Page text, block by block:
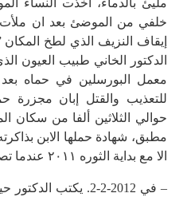
خلفي من الموضئ بعد ان ملأت
إيقاف النزيف الذي لطخ المكان
الدكتور الخاني طبيب العيون
معمل البورسلين في حماه
حوالي الثلاثين ألفا من سكان
مطبق، شهادة حملها الابن
الا مع بداية الثوره ٢٠١١ عندما تصدعت جدران الخوف والصمت.
– في 2012-2-2. يكتب